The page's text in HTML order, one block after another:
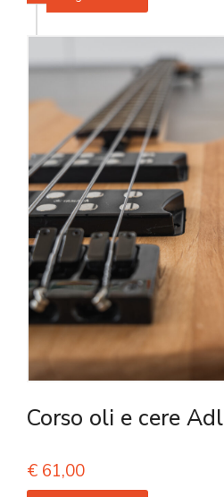
Corso oli e cere
€ 61,00